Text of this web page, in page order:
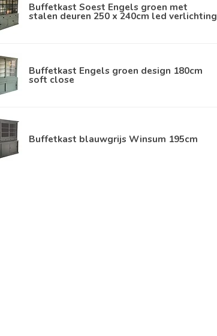
Buffetkast Soest Engels groen met
stalen deuren 250 x 240cm led verlichting
Buffetkast Engels groen design 180cm
soft close
Buffetkast blauwgrijs Winsum 195cm